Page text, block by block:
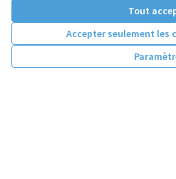
Tout
Accepter seulement les